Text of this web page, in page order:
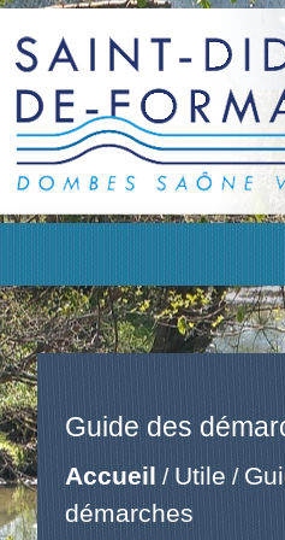
Guide des
Accueil / Utile /
démarches